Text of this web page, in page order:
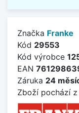
Značka Franke
Kód 29553
Kód výrobce
EAN
Záruka 24
Zboží pochází